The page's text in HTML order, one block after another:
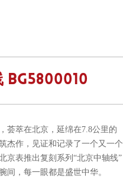
BG5800010
荟萃在北京，延绵在7.8公里的
杰作，见证和记录了一个又一个
京表推出复刻系列“北京中轴线”
间，每一眼都是盛世中华。